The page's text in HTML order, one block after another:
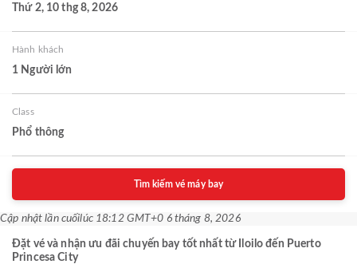
Thứ 2, 10 thg 8, 2026
Hành khách
1 Người lớn
Class
Phổ thông
Tìm kiếm vé máy bay
Cập nhật lần cuốilúc 18:12 GMT+0 6 tháng 8, 2026
Đặt vé và nhận ưu đãi chuyến bay tốt nhất từ Iloilo đến Puerto
Princesa City